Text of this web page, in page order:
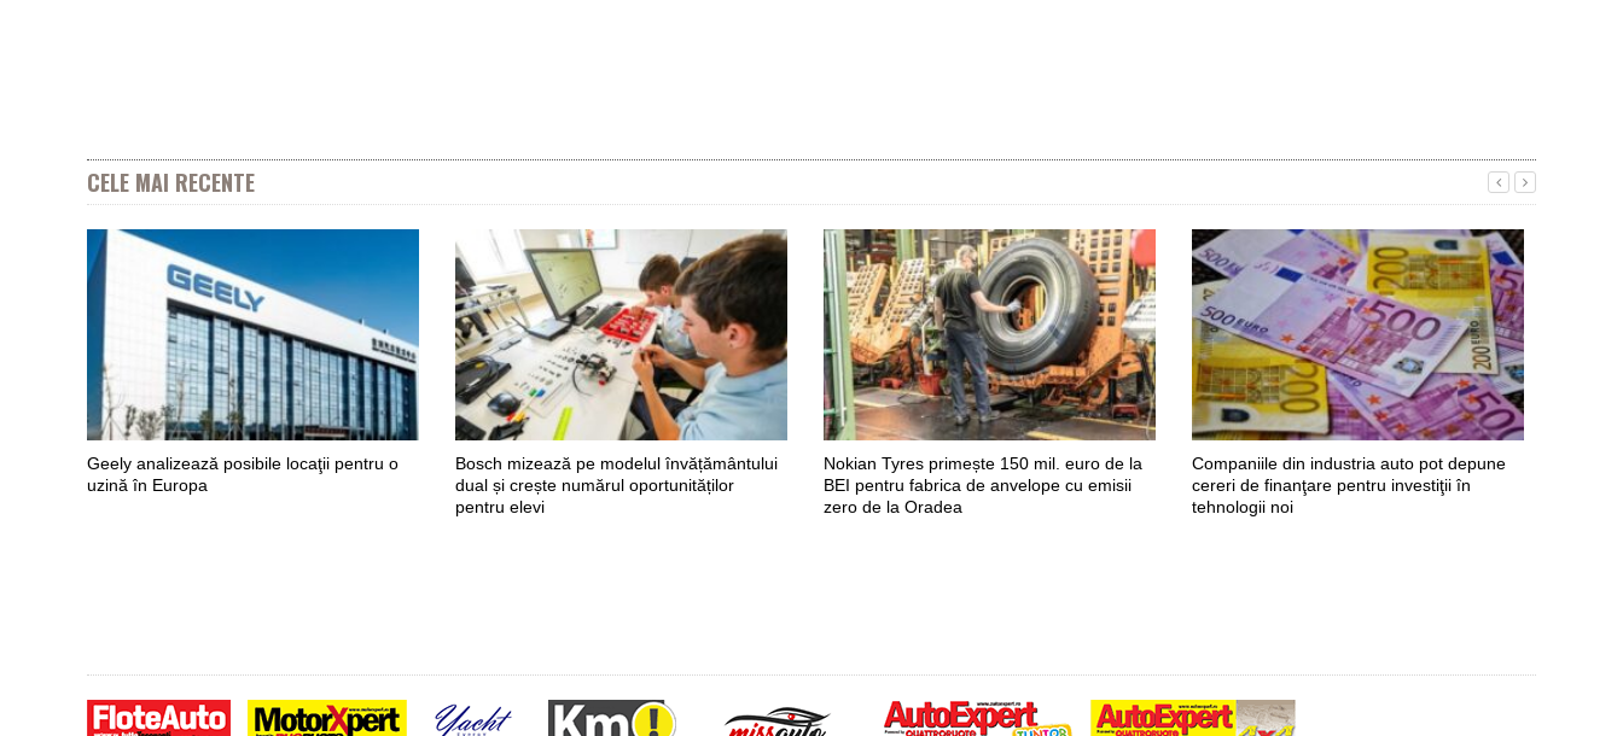
CELE MAI RECENTE
Geely analizează posibile locaţii pentru o
uzină în Europa
Bosch mizează pe modelul învățământului
dual și crește numărul oportunităților
pentru elevi
Nokian Tyres primește 150 mil. euro de la
BEI pentru fabrica de anvelope cu emisii
zero de la Oradea
Companiile din industria auto pot depune
cereri de finanţare pentru investiţii în
tehnologii noi